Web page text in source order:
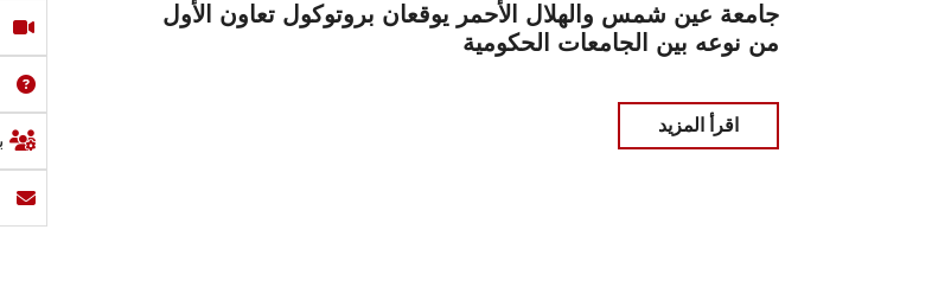
جامعة عين شمس والهلال الأحمر يوقعان بروتوكول تعاون الأول
من نوعه بين الجامعات الحكومية
اقرأ المزيد